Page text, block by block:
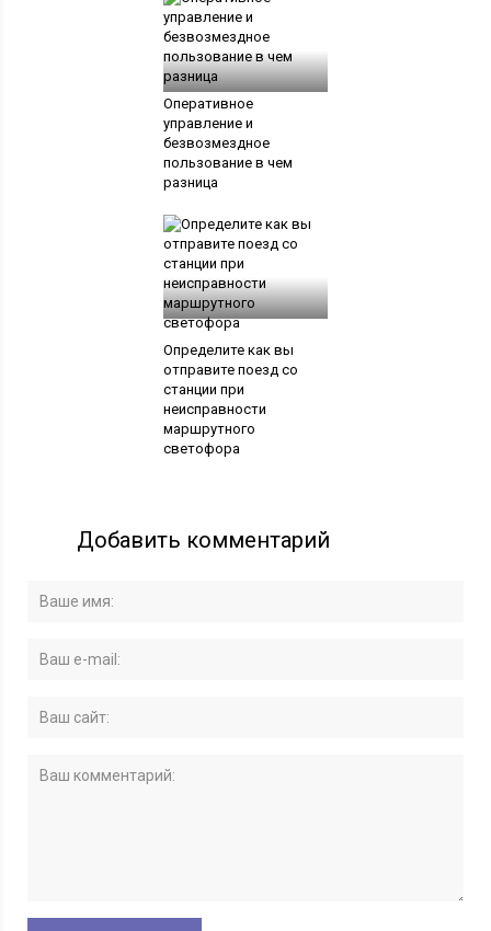
Оперативное
управление и
безвозмездное
пользование в чем
разница
Определите как вы
отправите поезд со
станции при
неисправности
маршрутного
светофора
Добавить комментарий